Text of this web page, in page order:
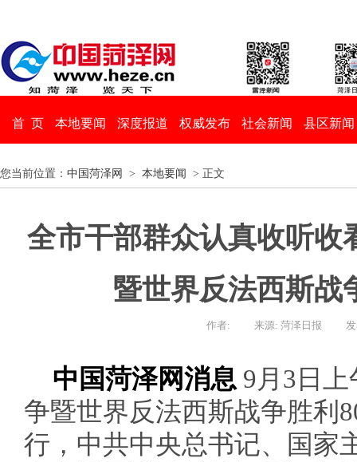
首 页 本地要闻 深度报道 权威发布 社会新闻 县区新闻
您当前位置： 中国菏泽网 > 本地要闻 > 正文
全市干部群众认真收听收
暨世界反法西斯战
作者: 来源: 菏泽日报
中国菏泽网消息 9月3日
争暨世界反法西斯战争胜利
行，中共中央总书记、国家